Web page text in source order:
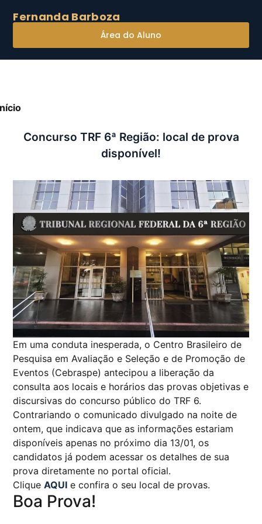
Fernanda Barboza
Área do Aluno
Concurso TRF 6ª Região: local de prova
disponível!
Em uma conduta inesperada, o Centro Brasileiro de
Pesquisa em Avaliação e Seleção e de Promoção de
Eventos (Cebraspe) antecipou a liberação da
consulta aos locais e horários das provas objetivas e
discursivas do concurso público do TRF 6.
Contrariando o comunicado divulgado na noite de
ontem, que indicava que as informações estariam
disponíveis apenas no próximo dia 13/01, os
candidatos já podem acessar os detalhes de sua
prova diretamente no portal oficial.
CliqueAQUI e confira o seu local de provas.
Boa Prova!